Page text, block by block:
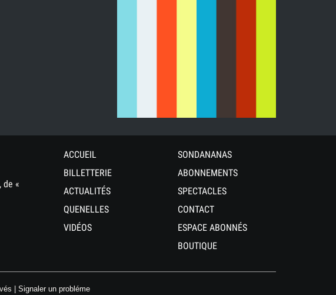
de «
ACCUEIL
BILLETTERIE
ACTUALITÉS
QUENELLES
VIDÉOS
SONDANANAS
ABONNEMENTS
SPECTACLES
CONTACT
ESPACE ABONNÉS
BOUTIQUE
| Signaler un probléme